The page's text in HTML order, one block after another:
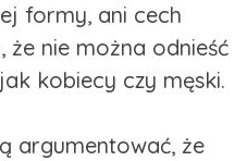
formy, ani cech
że nie można odnieść
kobiecy czy męski.
argumentować, że